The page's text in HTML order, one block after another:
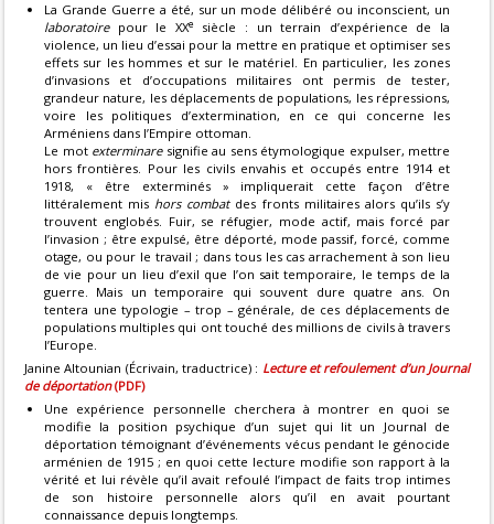
La Grande Guerre a été, sur un mode délibéré ou inconscient, un
laboratoirepour le XXesiècle : un terrain d’expérience de la
violence, un lieu d’essai pour la mettre en pratique et optimiser ses
effets sur les hommes et sur le matériel. En particulier, les zones
d’invasions et d’occupations militaires ont permis de tester,
grandeur nature, les déplacements de populations, les répressions,
voire les politiques d’extermination, en ce qui concerne les
Arméniens dans l’Empire ottoman.
Le mot exterminaresignifie au sens étymologique expulser, mettre
hors frontières. Pour les civils envahis et occupés entre 1914 et
1918, « être exterminés » impliquerait cette façon d’être
littéralement mis hors combatdes fronts militaires alors qu’ils s’y
trouvent englobés. Fuir, se réfugier, mode actif, mais forcé par
l’invasion ; être expulsé, être déporté, mode passif, forcé, comme
otage, ou pour le travail ; dans tous les cas arrachement à son lieu
de vie pour un lieu d’exil que l’on sait temporaire, le temps de la
guerre. Mais un temporaire qui souvent dure quatre ans. On
tentera une typologie – trop – générale, de ces déplacements de
populations multiples qui ont touché des millions de civils à travers
l’Europe.
Janine Altounian (Écrivain, traductrice) : Lecture et refoulement d’un Journal
de déportation(PDF)
Une expérience personnelle cherchera à montrer en quoi se
modifie la position psychique d’un sujet qui lit un Journal de
déportation témoignant d’événements vécus pendant le génocide
arménien de 1915 ; en quoi cette lecture modifie son rapport à la
vérité et lui révèle qu’il avait refoulé l’impact de faits trop intimes
de son histoire personnelle alors qu’il en avait pourtant
connaissance depuis longtemps.